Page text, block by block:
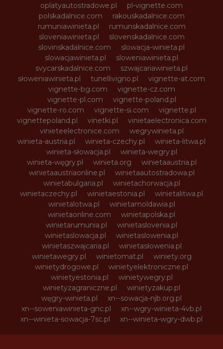
oplatyautostradowe.pl
pl-vignette.com
polskadalnice.com
rakouskadalnice.com
rumuniawinieta.pl
rumunskadalnice.com
sloveniawinieta.pl
slovenskadalnice.com
slovinskadalnice.com
slowacja-winieta.pl
slowacjawinieta.pl
sloweniawinieta.pl
svycarskadalnice.com
szwajcariawinieta.pl
słoweniawinieta.pl
tunellivigno.pl
vignette-at.com
vignette-bg.com
vignette-cz.com
vignette-pl.com
vignette-poland.pl
vignette-ro.com
vignette-si.com
vignette.pl
vignettepoland.pl
vinetki.pl
vinietaelectronica.com
vinieteelectronice.com
wegrywinieta.pl
winieta-austria.pl
winieta-czechy.pl
winieta-litwa.pl
winieta-słowacja.pl
winieta-wegry.pl
winieta-węgry.pl
winieta.org
winietaaustria.pl
winietaaustriaonline.pl
winietaautostradowa.pl
winietabulgaria.pl
winietachorwacja.pl
winietaczechy.pl
winietaestonia.pl
winietalitwa.pl
winietalotwa.pl
winietamoldawia.pl
winietaonline.com
winietapolska.pl
winietarumunia.pl
winietaslovenia.pl
winietaslowacja.pl
winietaslowenia.pl
winietaszwajcaria.pl
winietasłowenia.pl
winietawegry.pl
winietomat.pl
winiety.org
winietydrogowe.pl
winietyelektroniczne.pl
winietyestonia.pl
winietywegry.pl
winietyzagraniczne.pl
winietyzakup.pl
węgry-winieta.pl
xn--sowacja-njb.org.pl
xn--soweniawinieta-gnc.pl
xn--wgry-winieta-4vb.pl
xn--winieta-sowacja-7sc.pl
xn--winieta-wgry-dwb.pl